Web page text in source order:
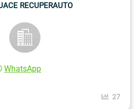
RECUPERAUTO
WhatsApp
27